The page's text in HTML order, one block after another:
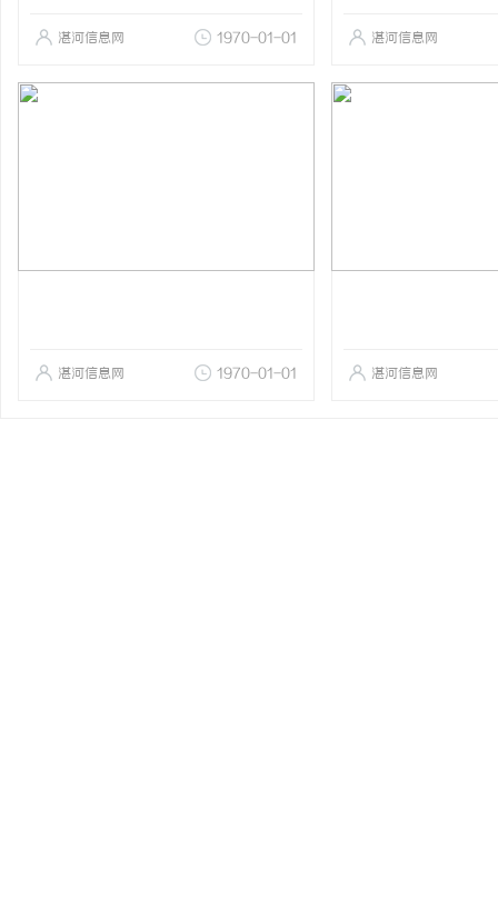
湛河信息网 1970-01-01 湛河信息网
湛河信息网 1970-01-01 湛河信息网